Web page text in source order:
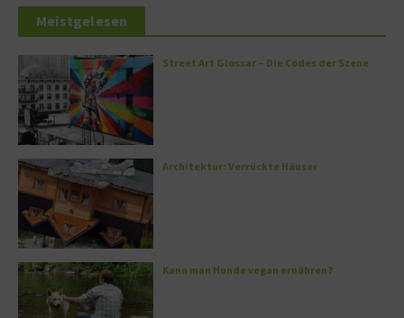
Meistgelesen
Street Art Glossar – Die Codes der Szene
Architektur: Verrückte Häuser
Kann man Hunde vegan ernähren?